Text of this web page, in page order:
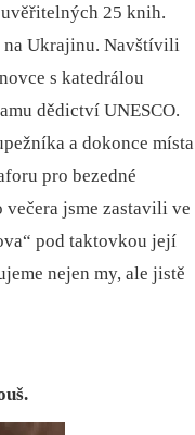
25 knih.
na Ukrajinu. Navštívili
s katedrálou
dědictví UNESCO.
a dokonce místa
pro bezedné
jsme zastavili ve
pod taktovkou její
nejen my, ale jistě